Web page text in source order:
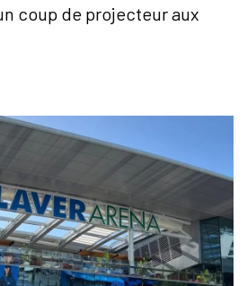
coup de projecteur aux